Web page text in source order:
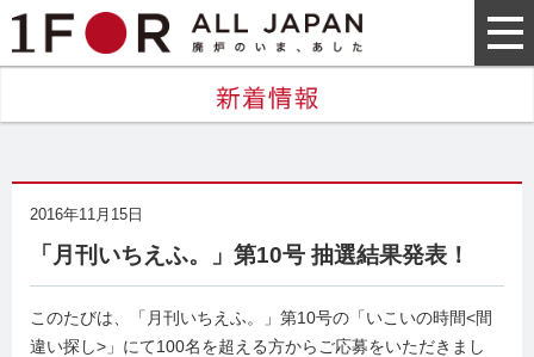
2016年11月15日
「月刊いちえふ。」第10号 抽選結果発表！
このたびは、「月刊いちえふ。」第10号の「いこいの時間<間
違い探し>」にて100名を超える方からご応募をいただきまし